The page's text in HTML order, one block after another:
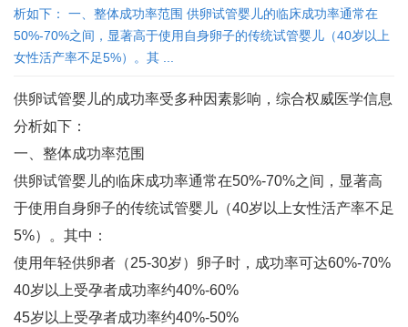
析如下： 一、整体成功率范围 供卵试管婴儿的临床成功率通常在‌
50%-70%‌之间‌，显著高于使用自身卵子的传统试管婴儿（40岁以上
女性活产率不足5%）‌。其 ...
供卵试管婴儿的成功率受多种因素影响，综合权威医学信息
分析如下：
一、整体成功率范围
供卵试管婴儿的临床成功率通常在‌50%-70%‌之间‌，显著高
于使用自身卵子的传统试管婴儿（40岁以上女性活产率不足
5%）‌。其中：
使用年轻供卵者（25-30岁）卵子时，成功率可达60%-70%‌
40岁以上受孕者成功率约40%-60%‌
45岁以上受孕者成功率约40%-50%‌